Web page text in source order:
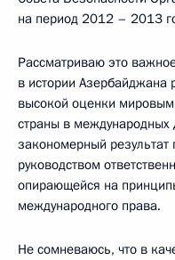
на период 2012 – 2013
Рассматриваю это
в истории Азербайджана
высокой оценки
страны в
закономерный
руководством
опирающейся на
международного права.
Не сомневаюсь, что в